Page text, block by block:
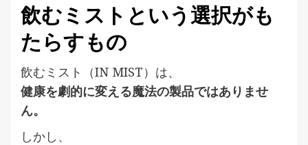
飲むミストという選択がも
たらすもの
飲むミスト（IN MIST）は、
健康を劇的に変える魔法の製品ではありませ
ん。
しかし、